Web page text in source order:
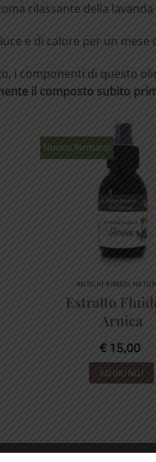
rilassante della
e di calore per un mese
i componenti di questo
il composto subito
Nuovo formato!
ANTICHI RIMEDI
Estratto
Arnica
€ 15,00
AGGIUNGI